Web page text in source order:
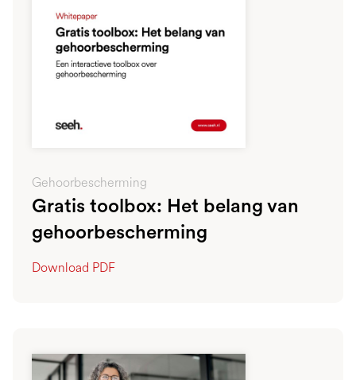
Gehoorbescherming
Gratis toolbox: Het belang van
gehoorbescherming
Download PDF